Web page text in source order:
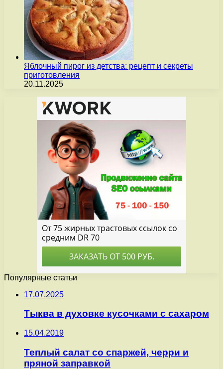
Яблочный пирог из детства: рецепт и секреты
приготовления
20.11.2025
Популярные статьи
17.07.2025
Тыква в духовке кусочками с сахаром
15.04.2019
Теплый салат со спаржей, черри и
пряной заправкой